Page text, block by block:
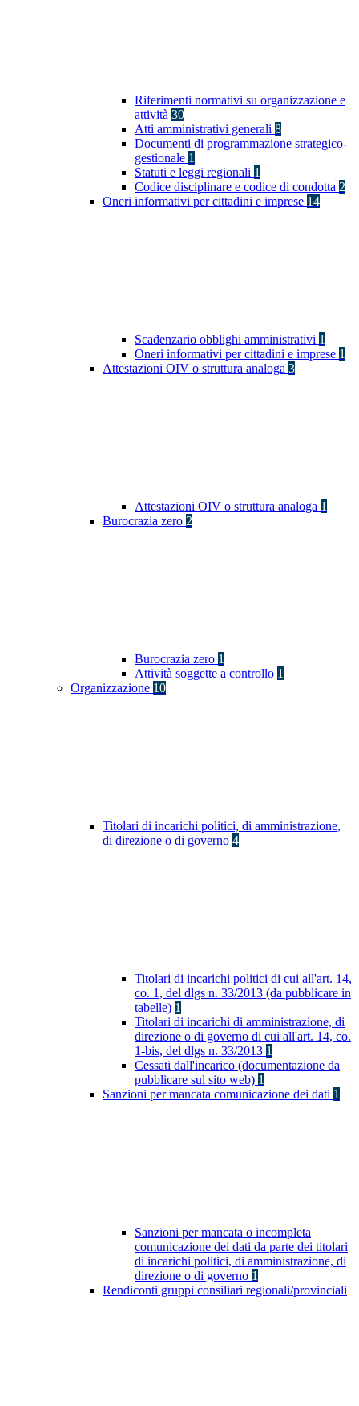
Riferimenti normativi su organizzazione e
attività 30
Atti amministrativi generali 8
Documenti di programmazione strategico-
gestionale 1
Statuti e leggi regionali 1
Codice disciplinare e codice di condotta 2
Oneri informativi per cittadini e imprese 14
Scadenzario obblighi amministrativi 1
Oneri informativi per cittadini e imprese 1
Attestazioni OIV o struttura analoga 3
Attestazioni OIV o struttura analoga 1
Burocrazia zero 2
Burocrazia zero 1
Attività soggette a controllo 1
Organizzazione 10
Titolari di incarichi politici, di amministrazione,
di direzione o di governo 4
Titolari di incarichi politici di cui all'art. 14,
co. 1, del dlgs n. 33/2013 (da pubblicare in
tabelle) 1
Titolari di incarichi di amministrazione, di
direzione o di governo di cui all'art. 14, co.
1-bis, del dlgs n. 33/2013 1
Cessati dall'incarico (documentazione da
pubblicare sul sito web) 1
Sanzioni per mancata comunicazione dei dati 1
Sanzioni per mancata o incompleta
comunicazione dei dati da parte dei titolari
di incarichi politici, di amministrazione, di
direzione o di governo 1
Rendiconti gruppi consiliari regionali/provinciali